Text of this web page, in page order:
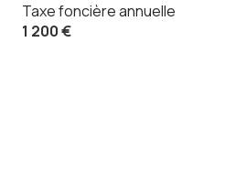
Taxe foncière annuelle
1 200 €